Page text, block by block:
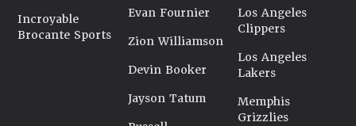
Incroyable
Brocante Sports
Evan Fournier
Zion Williamson
Devin Booker
Jayson Tatum
Los Angeles
Clippers
Los Angeles
Lakers
Memphis
Grizzlies